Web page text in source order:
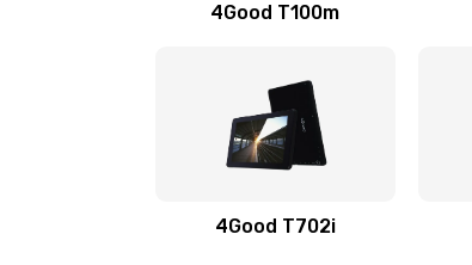
4Good T100m
4Good T702i